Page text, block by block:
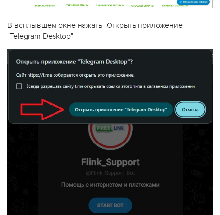
В всплывшем окне нажать "Открыть приложение
"Telegram Desktop"